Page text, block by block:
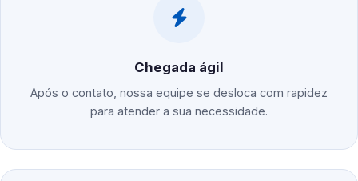
Chegada ágil
Após o contato, nossa equipe se desloca com rapidez
para atender a sua necessidade.